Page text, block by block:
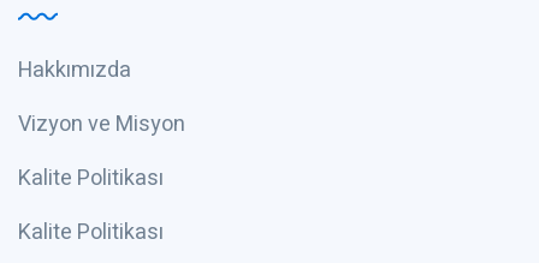
Hakkımızda
Vizyon ve Misyon
Kalite Politikası
Kalite Politikası